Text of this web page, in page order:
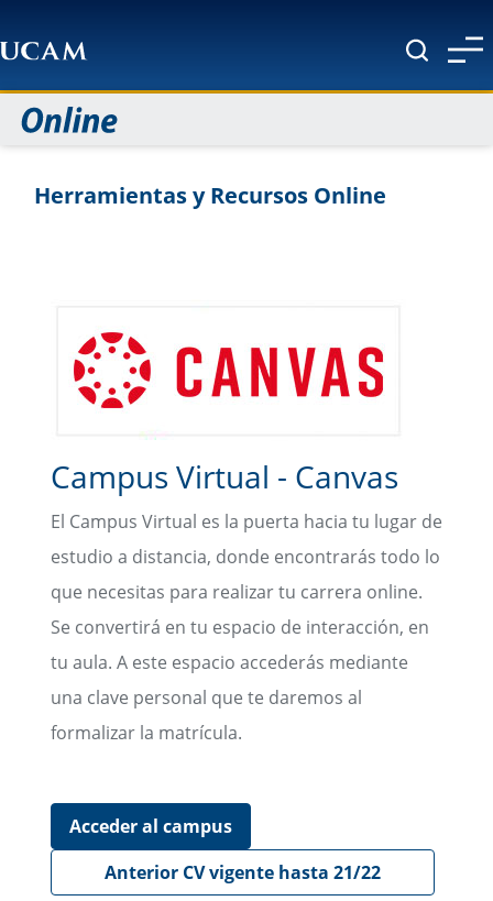
Herramientas y Recursos Online
Campus Virtual - Canvas
El Campus Virtual es la puerta hacia tu lugar de
estudio a distancia, donde encontrarás todo lo
que necesitas para realizar tu carrera online.
Se convertirá en tu espacio de interacción, en
tu aula. A este espacio accederás mediante
una clave personal que te daremos al
formalizar la matrícula.
Acceder al campus
Anterior CV vigente hasta 21/22